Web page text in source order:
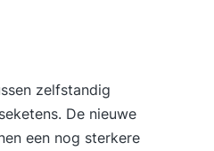
zelfstandig
De nieuwe
een nog sterkere